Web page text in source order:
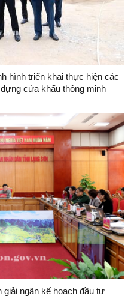
hình triển khai thực hiện các
cửa khẩu thông minh
giải ngân kế hoạch đầu tư